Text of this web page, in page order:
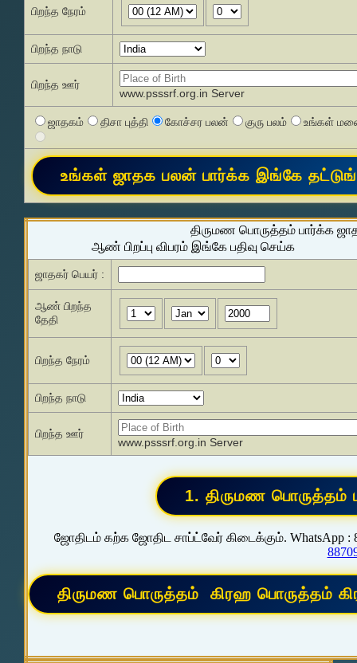
பிறந்த நேரம்
பிறந்த நாடு
பிறந்த ஊர்
www.psssrf.org.in Server
ஜாதகம் திசா புத்தி கோச்சர பலன் குரு பலம் உங்கள்
திருமண பொருத்தம் பார்க்க
ஆண் பிறப்பு விபரம் இங்கே பதிவு செய்க
ஜாதகர் பெயர் :
ஆண் பிறந்த
தேதி
பிறந்த நேரம்
பிறந்த நாடு
பிறந்த ஊர்
www.psssrf.org.in Server
ஜோதிடம் கற்க ஜோதிட சாப்ட்வேர் கிடைக்கும். WhatsApp :